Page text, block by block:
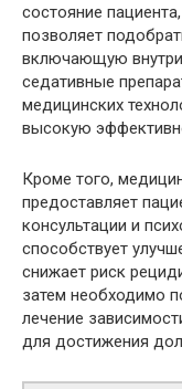
состояние
позволяет
включающую
седативные
медицинских
высокую
Кроме того,
предоставляет
консультации и
способствует
снижает риск
затем необходимо
лечение
для достижения